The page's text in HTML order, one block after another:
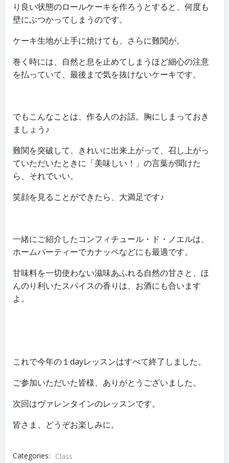
り良い状態のロールケーキを作ろうとすると、何度も
壁にぶつかってしまうのです。
ケーキ生地が上手に焼けても、さらに難関が。
巻く時には、自然と息を止めてしまうほど細心の注意
を払っていて、最後まで気を抜けないケーキです。
でもこんなことは、作る人のお話。胸にしまっておき
ましょう♪
難関を突破して、きれいに出来上がって、召し上がっ
ていただいたときに「美味しい！」の言葉が聞けた
ら、それでいい。
笑顔を見ることができたら、大満足です♪
一緒にご紹介したコンフィチュール・ド・ノエルは、
ホームパーティーでカナッペなどにも最適です。
甘味料を一切使わない滋味あふれる自然の甘さと、ほ
んのり利いたスパイスの香りは、お酒にも合います
よ。
これで今年の１dayレッスンはすべて終了しました。
ご参加いただいた皆様、ありがとうございました。
次回はヴァレンタインのレッスンです。
皆さま、どうぞお楽しみに。
Categories:
Class